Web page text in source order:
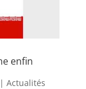
enfin
| Actualités